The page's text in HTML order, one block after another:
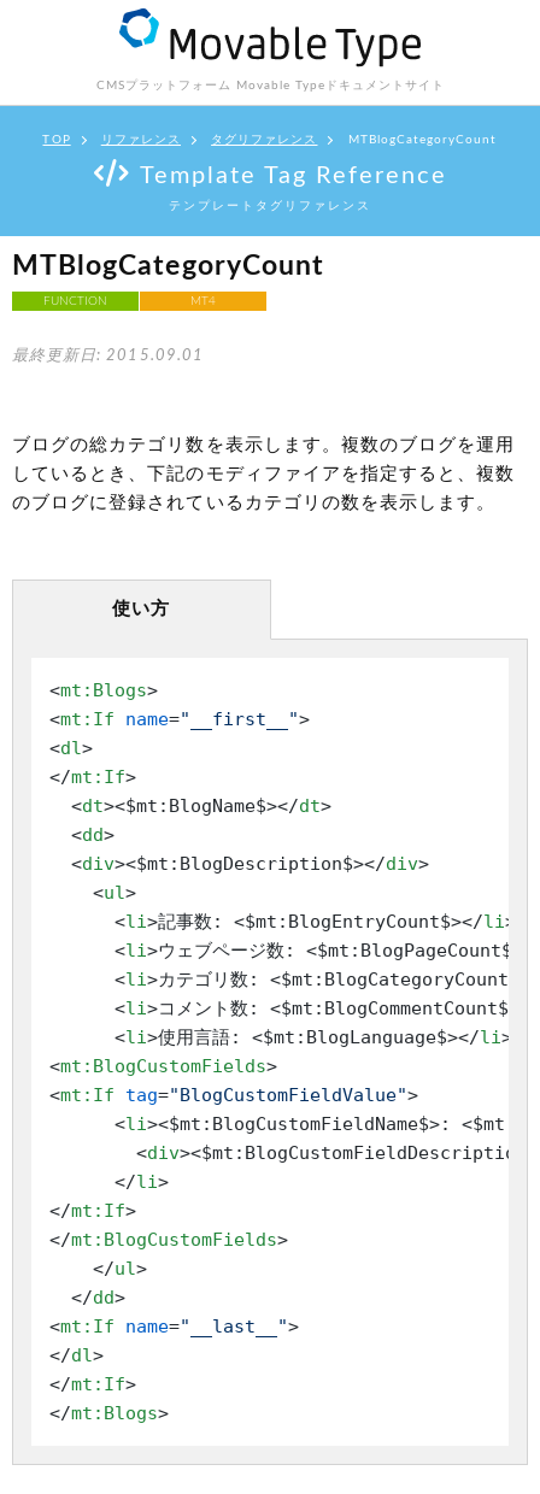
CMSプラットフォーム Movable Type ドキュメントサイト
TOP リファレンス タグリファレンス MTBlogCategoryCount
Template Tag Reference
テンプレートタグリファレンス
MTBlogCategoryCount
FUNCTION MT4
最終更新日: 2015.09.01
ブログの総カテゴリ数を表示します。複数のブログを運用
しているとき、下記のモディファイアを指定すると、複数
のブログに登録されているカテゴリの数を表示します。
使い方
<mt:Blogs>
<mt:If name="__first__">
<dl>
</mt:If>
<dt><$mt:BlogName$></dt>
<dd>
<div><$mt:BlogDescription$></div>
<ul>
<li>記事数: <$mt:BlogEntryCount$></li>
<li>ウェブページ数: <$mt:BlogPageCount$>
<li>カテゴリ数: <$mt:BlogCategoryCount$>
<li>コメント数: <$mt:BlogCommentCount$>
<li>使用言語: <$mt:BlogLanguage$></li>
<mt:BlogCustomFields>
<mt:If tag="BlogCustomFieldValue">
<li><$mt:BlogCustomFieldName$>:
<div>
</li>
</mt:If>
</mt:BlogCustomFields>
</ul>
</dd>
<mt:If name="__last__">
</dl>
</mt:If>
</mt:Blogs>